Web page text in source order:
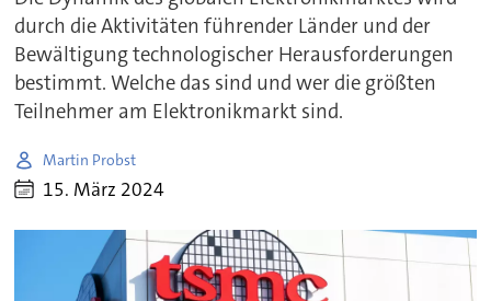
durch die Aktivitäten führender Länder und der
Bewältigung technologischer Herausforderungen
bestimmt. Welche das sind und wer die größten
Teilnehmer am Elektronikmarkt sind.
Martin Probst
15. März 2024